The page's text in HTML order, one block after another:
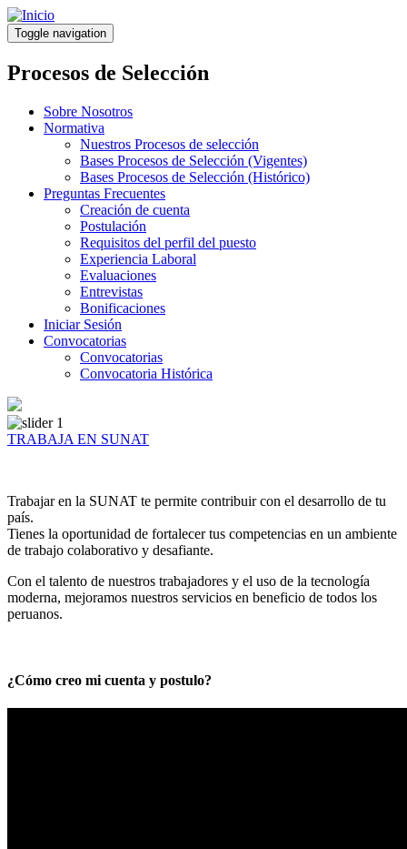
Pasar
al
contenido
principal
Toggle navigation
Procesos de Selección
Sobre Nosotros
Normativa
Nuestros Procesos de selección
Bases Procesos de Selección (Vigentes)
Bases Procesos de Selección (Histórico)
Preguntas Frecuentes
Creación de cuenta
Postulación
Requisitos del perfil del puesto
Experiencia Laboral
Evaluaciones
Entrevistas
Bonificaciones
Iniciar Sesión
Convocatorias
Convocatorias
Convocatoria Histórica
TRABAJA EN SUNAT
Trabajar en la SUNAT te permite contribuir con el desarrollo de tu
país.
Tienes la oportunidad de fortalecer tus competencias en un ambiente
de trabajo colaborativo y desafiante.
Con el talento de nuestros trabajadores y el uso de la tecnología
moderna, mejoramos nuestros servicios en beneficio de todos los
peruanos.
¿Cómo creo mi cuenta y postulo?